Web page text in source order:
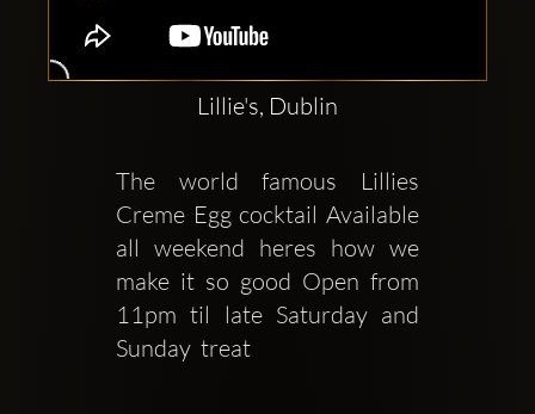
Lillie's, Dublin
The world famous Lillies
Creme Egg cocktail Available
all weekend heres how we
make it so good Open from
11pm til late Saturday and
Sunday  treat